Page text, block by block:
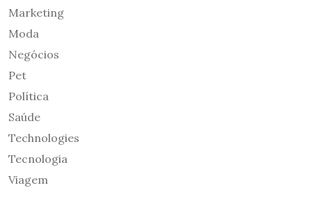
Marketing
Moda
Negócios
Pet
Política
Saúde
Technologies
Tecnologia
Viagem